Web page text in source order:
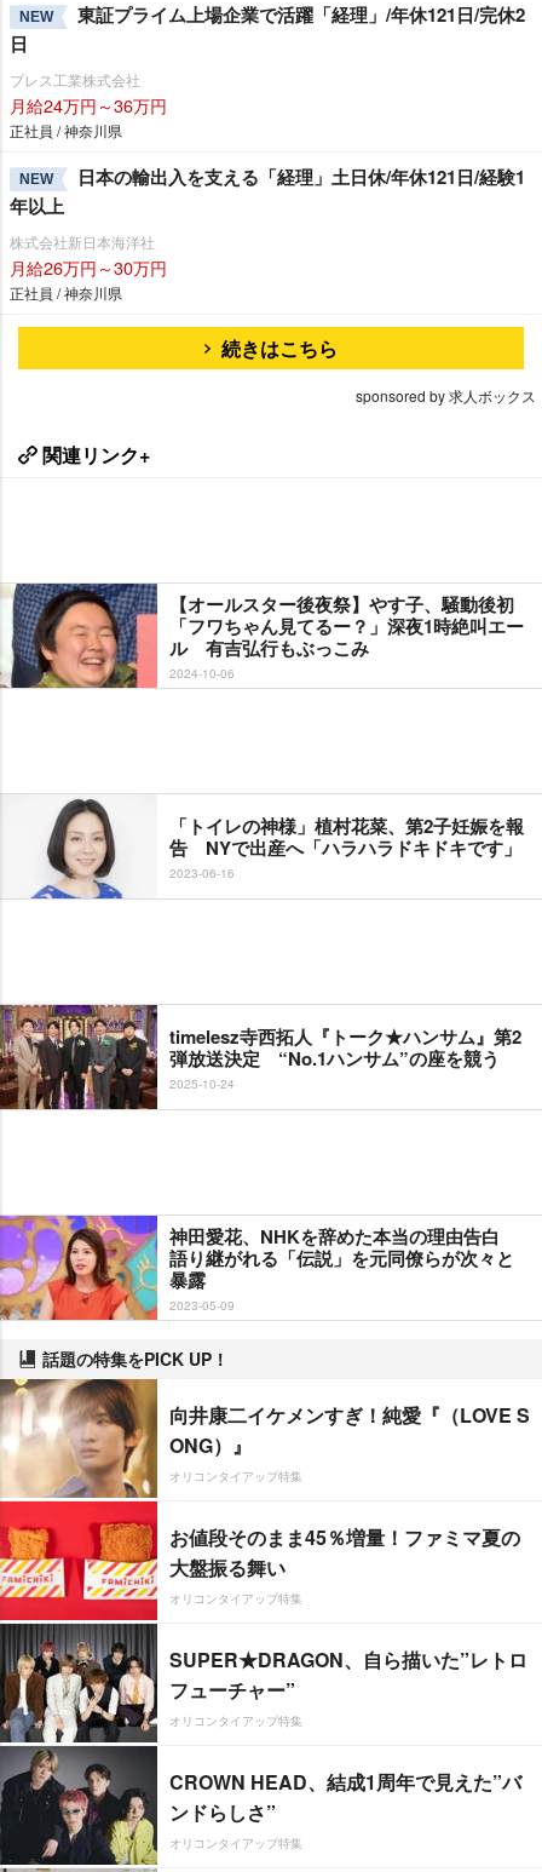
NEW
東証プライム上場企業で活躍「経理」/年休121日/完休2
日
プレス工業株式会社
月給24万円～36万円
正社員 / 神奈川県
NEW
日本の輸出入を支える「経理」土日休/年休121日/経験1
年以上
株式会社新日本海洋社
月給26万円～30万円
正社員 / 神奈川県
続きはこちら
sponsored by 求人ボックス
関連リンク+
【オールスター後夜祭】やす子、騒動後初
「フワちゃん見てるー？」深夜1時絶叫エー
ル 有吉弘行もぶっこみ
2024-10-06
「トイレの神様」植村花菜、第2子妊娠を報
告 NYで出産へ「ハラハラドキドキです」
2023-06-16
timelesz寺西拓人『トーク★ハンサム』第2
弾放送決定 “No.1ハンサム”の座を競う
2025-10-24
神田愛花、NHKを辞めた本当の理由告白
語り継がれる「伝説」を元同僚らが次々と
暴露
2023-05-09
話題の特集をPICK UP！
向井康二イケメンすぎ！純愛『（LOVE S
ONG）』
オリコンタイアップ特集
お値段そのまま45％増量！ファミマ夏の
大盤振る舞い
オリコンタイアップ特集
SUPER★DRAGON、自ら描いた”レトロ
フューチャー”
オリコンタイアップ特集
CROWN HEAD、結成1周年で見えた”バ
ンドらしさ”
オリコンタイアップ特集